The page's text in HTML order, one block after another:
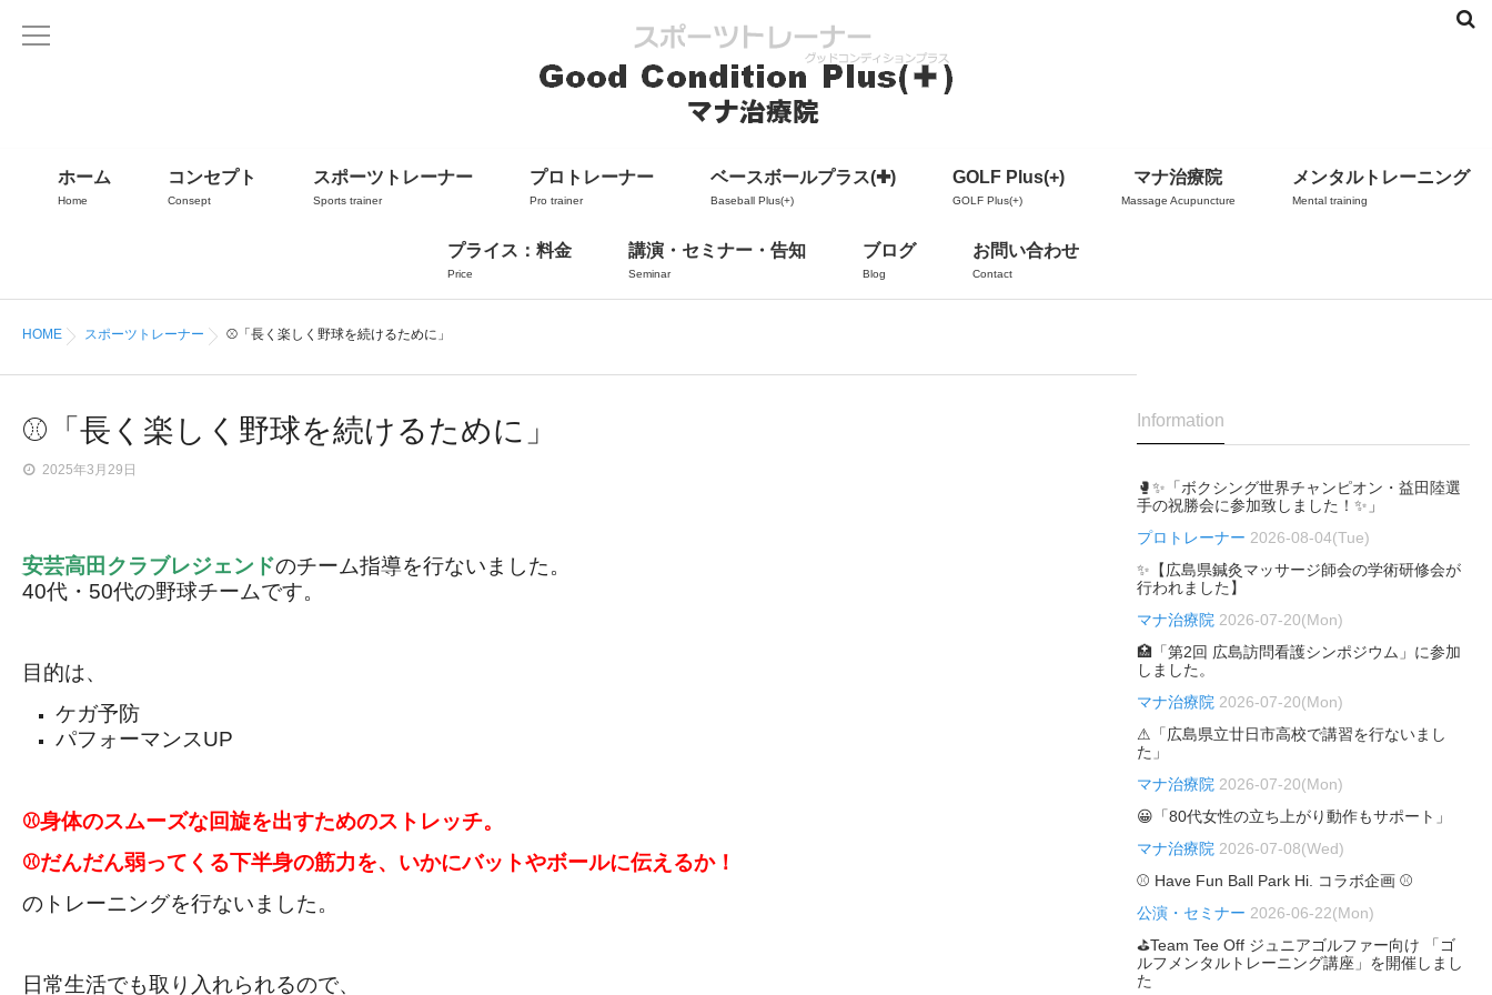
ホーム
Home
コンセプト
Consept
スポーツトレーナー
Sports trainer
プロトレーナー
Pro trainer
ベースボールプラス(✚)
Baseball Plus(+)
GOLF Plus(+)
GOLF Plus(+)
マナ治療院
Massage Acupuncture
メンタルトレーニング
Mental training
プライス：料金
Price
講演・セミナー・告知
Seminar
ブログ
Blog
お問い合わせ
Contact
HOME スポーツトレーナー ⚾「長く楽しく野球を続けるために」
⚾「長く楽しく野球を続けるために」
2025年3月29日
安芸高田クラブレジェンドのチーム指導を行ないました。
40代・50代の野球チームです。
目的は、
ケガ予防
パフォーマンスUP
⚾身体のスムーズな回旋を出すためのストレッチ。
⚾だんだん弱ってくる下半身の筋力を、いかにバットやボールに伝えるか！
のトレーニングを行ないました。
日常生活でも取り入れられるので、
Information
🥊✨「ボクシング世界チャンピオン・益田陸選
手の祝勝会に参加致しました！✨」
プロトレーナー 2026-08-04(Tue)
✨【広島県鍼灸マッサージ師会の学術研修会が
行われました】
マナ治療院 2026-07-20(Mon)
🏥「第2回 広島訪問看護シンポジウム」に参加
しました。
マナ治療院 2026-07-20(Mon)
⚠「広島県立廿日市高校で講習を行ないまし
た」
マナ治療院 2026-07-20(Mon)
😀「80代女性の立ち上がり動作もサポート」
マナ治療院 2026-07-08(Wed)
⚾ Have Fun Ball Park Hi. コラボ企画 ⚾
公演・セミナー 2026-06-22(Mon)
⛳Team Tee Off ジュニアゴルファー向け 「ゴ
ルフメンタルトレーニング講座」を開催しまし
た